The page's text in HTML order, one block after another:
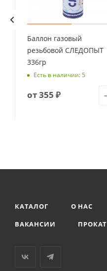
Баллон газовый
резьбовой СЛЕДОПЫТ
336гр
Есть в наличии: 5
от355 ₽
КАТАЛОГ О НАС
ВАКАНСИИ
ПРОКАТ